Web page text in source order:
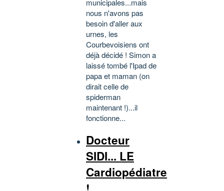
nous n'avons pas
besoin d'aller aux
urnes, les
Courbevoisiens ont
déjà décidé ! Simon a
laissé tombé l'Ipad de
papa et maman (on
dirait celle de
spiderman
maintenant !)...il
fonctionne...
Docteur
SIDI... LE
Cardiopédiatre